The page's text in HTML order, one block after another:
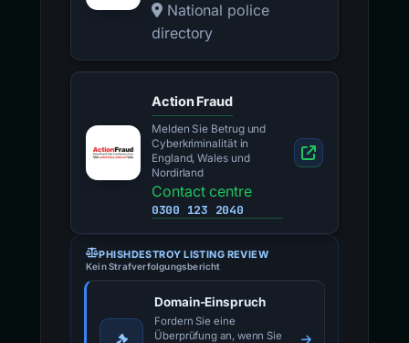
National police
directory
Action Fraud
Melden Sie Betrug und
Cyberkriminalität in
England, Wales und
Nordirland
Contact centre
0300 123 2040
PHISHDESTROY LISTING REVIEW
Kein Strafverfolgungsbericht
Domain-Einspruch
Fordern Sie eine
Überprüfung an, wenn Sie